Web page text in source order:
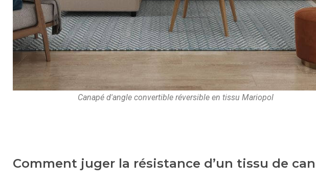
Canapé d'angle convertible réversible en tissu Mariopol
Comment juger la résistance d’un tissu de